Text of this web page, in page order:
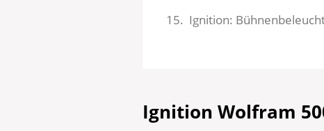
Ignition:
Ignition Wolfram